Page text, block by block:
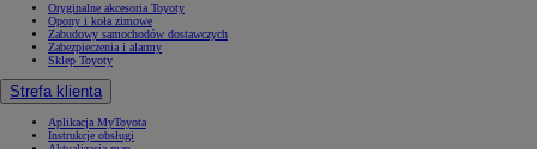
Oryginalne akcesoria Toyoty
Opony i koła zimowe
Zabudowy samochodów dostawczych
Zabezpieczenia i alarmy
Sklep Toyoty
Strefa klienta
Aplikacja MyToyota
Instrukcje obsługi